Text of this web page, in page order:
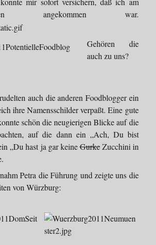
angekommen war.
Gehören die
auch zu uns?
auch die anderen Foodblogger ein
ihre Namensschilder verpaßt. Eine gute
schön die neugierigen Blicke auf die
auf die dann ein „Ach, Du bist
„Du hast ja gar keineGurkeZucchini in
Petra die Führung und zeigte uns die
von Würzburg: